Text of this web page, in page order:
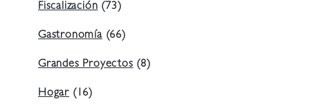
Fiscalización (73)
Gastronomía(66)
Grandes Proyectos (8)
Hogar (16)